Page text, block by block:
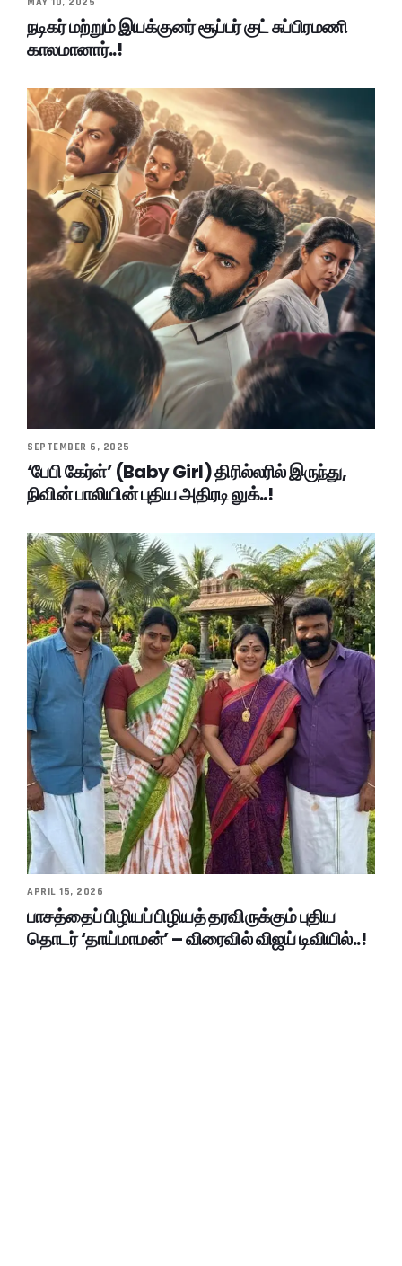
நடிகர் மற்றும் இயக்குனர் சூப்பர் குட் சுப்பிரமணி
காலமானார்..!
SEPTEMBER 6, 2025
‘பேபி கேர்ள்’ (Baby Girl) திரில்லரில் இருந்து,
நிவின் பாலியின் புதிய அதிரடி லுக்..!
APRIL 15, 2026
பாசத்தைப் பிழியப் பிழியத் தரவிருக்கும் புதிய
தொடர் ‘தாய்மாமன்’ – விரைவில் விஜய் டிவியில்..!